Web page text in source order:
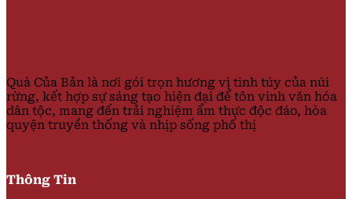
Quà Của Bản là nơi gói trọn hương vị tinh túy của núi
rừng, kết hợp sự sáng tạo hiện đại để tôn vinh văn hóa
dân tộc, mang đến trải nghiệm ẩm thực độc đáo, hòa
quyện truyền thống và nhịp sống phố thị
Thông Tin